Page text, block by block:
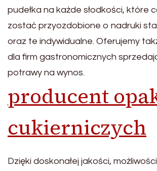
pudełka na każde słodkości, które
zostać przyozdobione o nadruki
oraz te indywidualne. Oferujemy
dla firm gastronomicznych
potrawy na wynos.
producent
cukierniczych
Dzięki doskonałej jakości,